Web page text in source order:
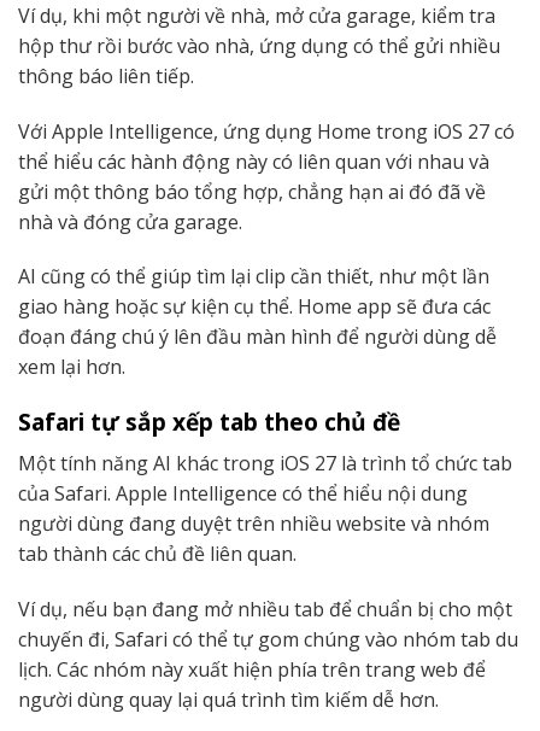
Ví dụ, khi một người về nhà, mở cửa garage, kiểm tra
hộp thư rồi bước vào nhà, ứng dụng có thể gửi nhiều
thông báo liên tiếp.
Với Apple Intelligence, ứng dụng Home trong iOS 27 có
thể hiểu các hành động này có liên quan với nhau và
gửi một thông báo tổng hợp, chẳng hạn ai đó đã về
nhà và đóng cửa garage.
AI cũng có thể giúp tìm lại clip cần thiết, như một lần
giao hàng hoặc sự kiện cụ thể. Home app sẽ đưa các
đoạn đáng chú ý lên đầu màn hình để người dùng dễ
xem lại hơn.
Safari tự sắp xếp tab theo chủ đề
Một tính năng AI khác trong iOS 27 là trình tổ chức tab
của Safari. Apple Intelligence có thể hiểu nội dung
người dùng đang duyệt trên nhiều website và nhóm
tab thành các chủ đề liên quan.
Ví dụ, nếu bạn đang mở nhiều tab để chuẩn bị cho một
chuyến đi, Safari có thể tự gom chúng vào nhóm tab du
lịch. Các nhóm này xuất hiện phía trên trang web để
người dùng quay lại quá trình tìm kiếm dễ hơn.